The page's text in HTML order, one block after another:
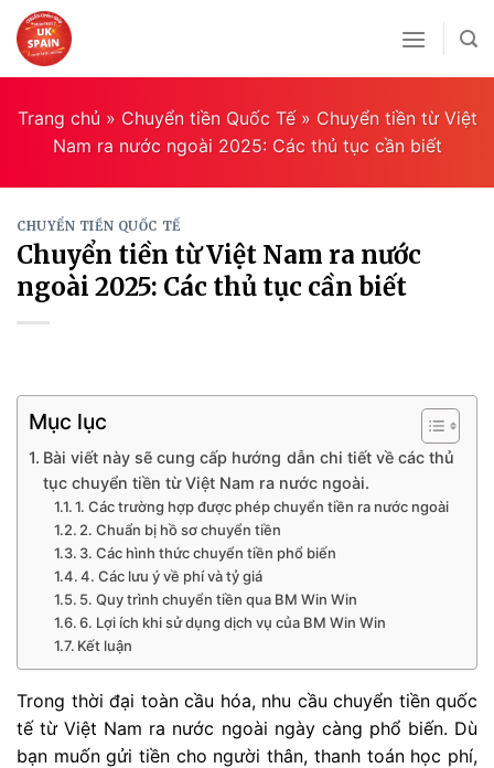
Skip
to
content
Trang chủ» Chuyển tiền Quốc Tế» Chuyển tiền từ Việt
Nam ra nước ngoài 2025: Các thủ tục cần biết
CHUYỂN TIỀN QUỐC TẾ
Chuyển tiền từ Việt Nam ra nước
ngoài 2025: Các thủ tục cần biết
Mục lục
Bài viết này sẽ cung cấp hướng dẫn chi tiết về các thủ
tục chuyển tiền từ Việt Nam ra nước ngoài.
1. Các trường hợp được phép chuyển tiền ra nước ngoài
2. Chuẩn bị hồ sơ chuyển tiền
3. Các hình thức chuyển tiền phổ biến
4. Các lưu ý về phí và tỷ giá
5. Quy trình chuyển tiền qua BM Win Win
6. Lợi ích khi sử dụng dịch vụ của BM Win Win
Kết luận
Trong thời đại toàn cầu hóa, nhu cầu chuyển tiền quốc
tế từ Việt Nam ra nước ngoài ngày càng phổ biến. Dù
bạn muốn gửi tiền cho người thân, thanh toán học phí,